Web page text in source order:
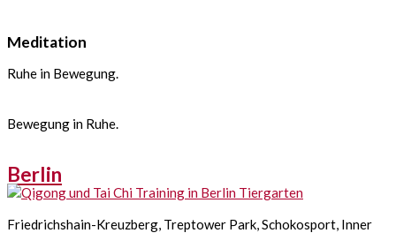
Meditation
Ruhe in Bewegung.
Bewegung in Ruhe.
Berlin
Friedrichshain-Kreuzberg, Treptower Park, Schokosport, Inner